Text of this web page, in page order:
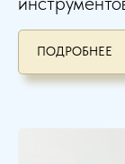
ПОДРОБНЕЕ